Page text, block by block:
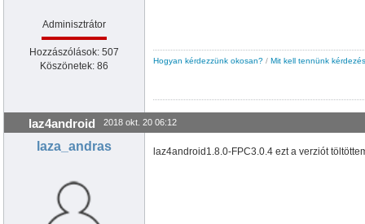
Adminisztrátor
Hozzászólások: 507
Köszönetek: 86
Hogyan kérdezzünk okosan? / Mit kell tennünk
laz4android 2018 okt. 20 06:12
laza_andras laz4android1.8.0-FPC3.0.4 ezt a verziót